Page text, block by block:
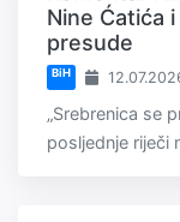
Nine Ćatića
presude
BiH
„Srebrenica se
posljednje riječi